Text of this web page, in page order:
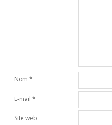
Nom *
E-mail *
Site web